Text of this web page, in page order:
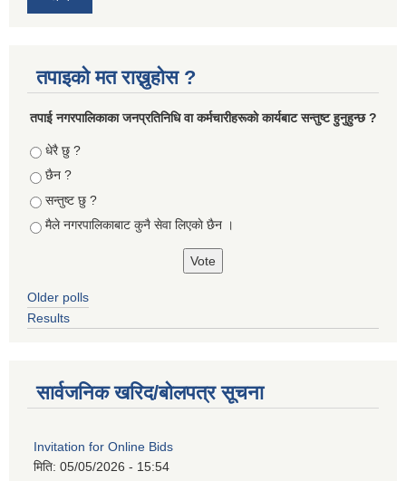
तपाइको मत राख्नुहोस ?
तपा‌ई नगरपालिकाका जनप्रतिनिधि वा कर्मचारीहरूकाे कार्यबाट सन्तुष्ट हुनुहुन्छ ?
Choices
धेरै छु ?
छैन ?
सन्तुष्ट छु ?
मैले नगरपालिकाबाट कुनै सेवा लिएकाे छैन ।
Older polls
Results
सार्वजनिक खरिद/बोलपत्र सूचना
Invitation for Online Bids
मिति: 05/05/2026 - 15:54